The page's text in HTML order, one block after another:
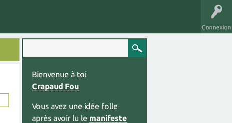
Connexion
Bienvenue à toi
Crapaud Fou
Vous avez une idée folle
après avoir lu le manifeste